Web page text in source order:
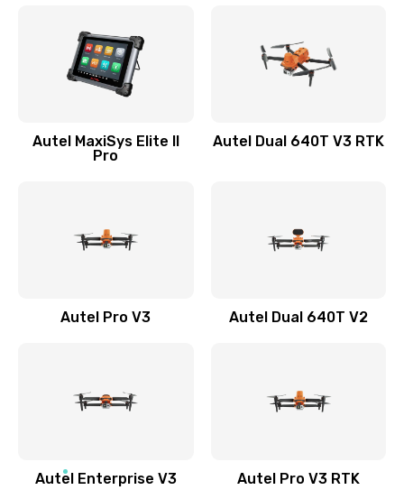
Autel MaxiSys Elite II
Pro
Autel Dual 640T V3 RTK
Autel Pro V3 Autel Dual 640T V2
Autel Enterprise V3 Autel Pro V3 RTK